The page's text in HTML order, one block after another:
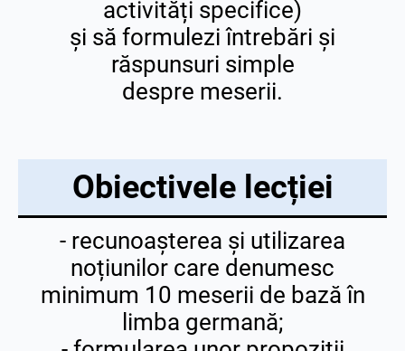
activități specifice)
și să formulezi întrebări și
răspunsuri simple
despre meserii.
Obiectivele lecției
- recunoașterea și utilizarea
noțiunilor care denumesc
minimum 10 meserii de bază în
limba germană;